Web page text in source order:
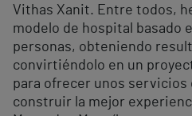
Vithas Xanit. Entre todos,
modelo de hospital basado
personas, obteniendo
convirtiéndolo en un
para ofrecer unos servicios
construir la mejor